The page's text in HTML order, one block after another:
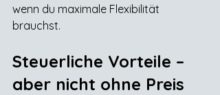
wenn du maximale Flexibilität
brauchst.
Steuerliche Vorteile –
aber nicht ohne Preis